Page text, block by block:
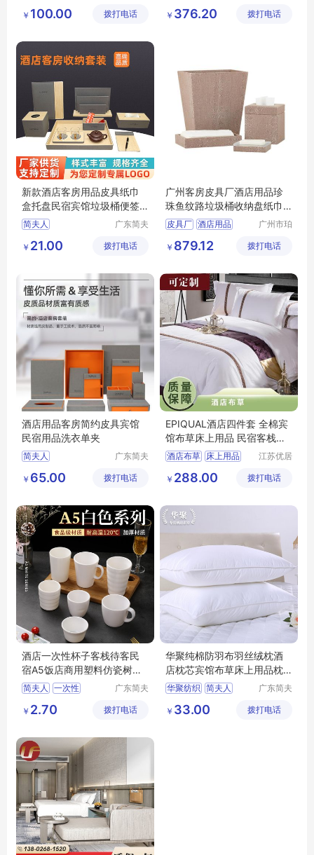
限公司
￥ 100.00 拨打电话
限公司
￥ 376.20 拨打电话
新款酒店客房用品皮具纸巾
盒托盘民宿宾馆垃圾桶便签
夹服务指南
简夫人
广东简夫
限公司
￥ 21.00 拨打电话
广州客房皮具厂酒店用品珍
珠鱼纹路垃圾桶收纳盘纸巾
盒可压印logo
皮具厂 酒店用品
广州市珀
限公司
￥ 879.12 拨打电话
酒店用品客房简约皮具宾馆
民宿用品洗衣单夹
简夫人
广东简夫
限公司
￥ 65.00 拨打电话
EPIQUAL酒店四件套 全棉宾
馆布草床上用品 民宿客栈套
件贡缎
酒店布草 床上用品
江苏优居
有限公司
￥ 288.00 拨打电话
酒店一次性杯子客栈待客民
宿A5饭店商用塑料仿瓷树脂
水杯餐具
简夫人 一次性
广东简夫
限公司
￥ 2.70 拨打电话
华聚纯棉防羽布羽丝绒枕酒
店枕芯宾馆布草床上用品枕
头批发
华聚纺织 简夫人
广东简夫
限公司
￥ 33.00 拨打电话